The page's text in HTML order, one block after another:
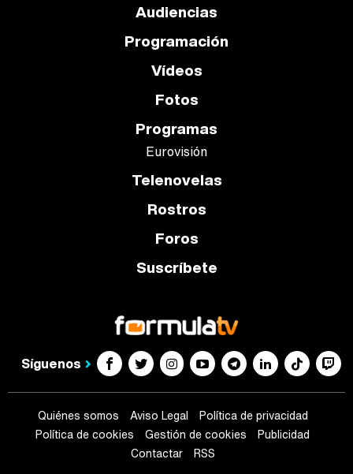
Audiencias
Programación
Vídeos
Fotos
Programas
Eurovisión
Telenovelas
Rostros
Foros
Suscríbete
Síguenos
Quiénes somos Aviso Legal
Política de privacidad
Política de cookies
Gestión de cookies
Publicidad
Contactar
RSS